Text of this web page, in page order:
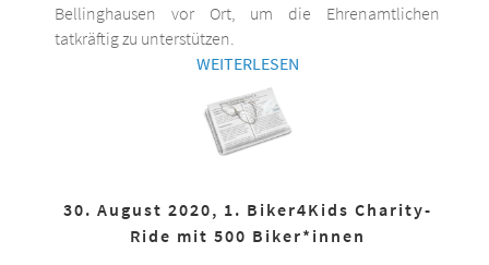
Bellinghausen vor Ort, um die Ehrenamtlichen
tatkräftig zu unterstützen.
WEITERLESEN
30. August 2020, 1. Biker4Kids Charity-
Ride mit 500 Biker*innen